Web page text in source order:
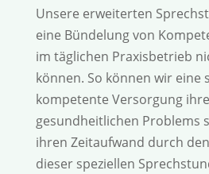
Unsere erweiterten
eine Bündelung von
im täglichen Praxisbetrieb
können. So können wir eine
kompetente Versorgung
gesundheitlichen Problems
ihren Zeitaufwand durch
dieser speziellen